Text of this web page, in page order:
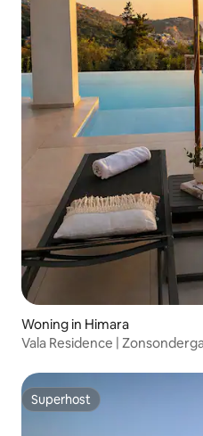
Woning in Himara
Vala Residence |
Superhost
Superhost